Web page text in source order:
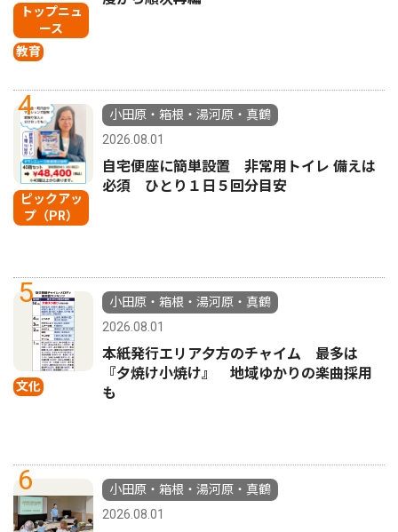
トップニュ
ース
教育
4
ピックアッ
プ（PR）
小田原・箱根・湯河原・真鶴
2026.08.01
自宅便座に簡単設置 非常用トイレ 備えは
必須 ひとり１日５回分目安
5
文化
小田原・箱根・湯河原・真鶴
2026.08.01
本紙発行エリア夕方のチャイム 最多は
『夕焼け小焼け』 地域ゆかりの楽曲採用
も
6
小田原・箱根・湯河原・真鶴
2026.08.01